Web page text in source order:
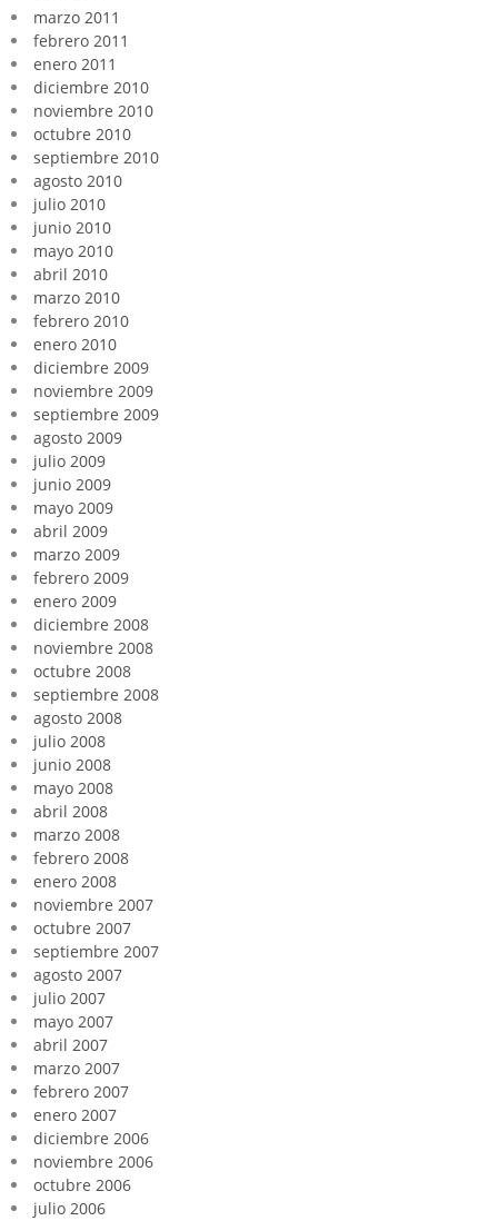
marzo 2011
febrero 2011
enero 2011
diciembre 2010
noviembre 2010
octubre 2010
septiembre 2010
agosto 2010
julio 2010
junio 2010
mayo 2010
abril 2010
marzo 2010
febrero 2010
enero 2010
diciembre 2009
noviembre 2009
septiembre 2009
agosto 2009
julio 2009
junio 2009
mayo 2009
abril 2009
marzo 2009
febrero 2009
enero 2009
diciembre 2008
noviembre 2008
octubre 2008
septiembre 2008
agosto 2008
julio 2008
junio 2008
mayo 2008
abril 2008
marzo 2008
febrero 2008
enero 2008
noviembre 2007
octubre 2007
septiembre 2007
agosto 2007
julio 2007
mayo 2007
abril 2007
marzo 2007
febrero 2007
enero 2007
diciembre 2006
noviembre 2006
octubre 2006
julio 2006